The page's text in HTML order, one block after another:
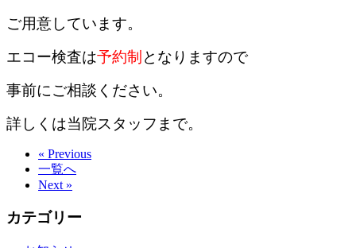
ご用意しています。
エコー検査は予約制 となりますので
事前にご相談ください。
詳しくは当院スタッフまで。
« Previous
一覧へ
Next »
カテゴリー